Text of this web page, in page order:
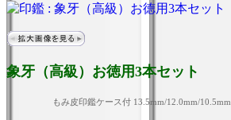
象牙（高級）お徳用3本セット
もみ皮印鑑ケース付 13.5mm/12.0mm/10.5mm